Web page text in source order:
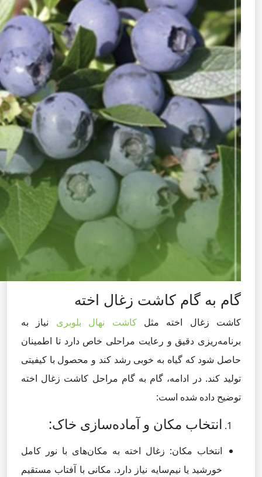
گام به گام کاشت زغال اخته
کاشت زغال اخته مثلکاشت نهال بلوبری نیاز به
برنامه‌ریزی دقیق و رعایت مراحلی خاص دارد تا اطمینان
حاصل شود که گیاه به خوبی رشد کند و محصول با کیفیتی
تولید کند. در ادامه، گام به گام مراحل کاشت زغال اخته
توضیح داده شده است:
انتخاب مکان و آماده‌سازی خاک:
انتخاب مکان: زغال اخته به مکان‌های با نور کامل
خورشید یا نیم‌سایه نیاز دارد. مکانی با آفتاب مستقیم